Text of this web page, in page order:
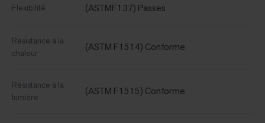
Flexibilité (ASTMF137) Passes
Résistance à la
chaleur
(ASTM F1514) Conforme
Résistance à la
lumière
(ASTM F1515) Conforme